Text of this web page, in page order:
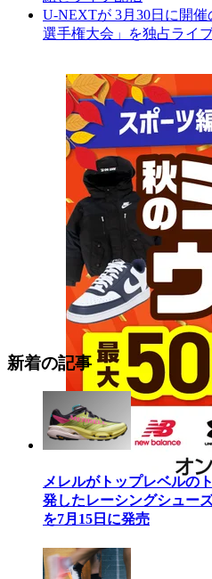
U-NEXTが 3月30日に開
選手権大会」を独占ライ
新着の記事
メレルがトップレベルの
発したレーシングシュー
を7月15日に発売